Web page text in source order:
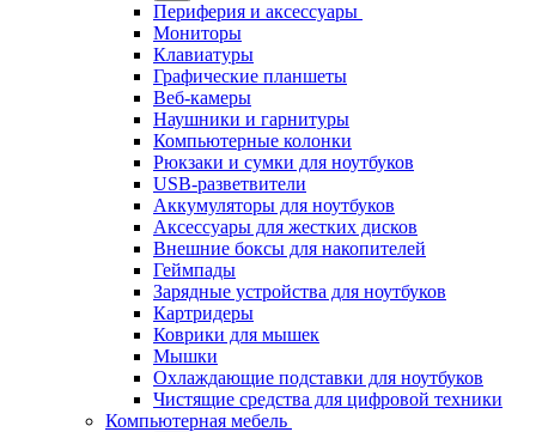
Периферия и аксессуары
Мониторы
Клавиатуры
Графические планшеты
Веб-камеры
Наушники и гарнитуры
Компьютерные колонки
Рюкзаки и сумки для ноутбуков
USB-разветвители
Аккумуляторы для ноутбуков
Аксессуары для жестких дисков
Внешние боксы для накопителей
Геймпады
Зарядные устройства для ноутбуков
Картридеры
Коврики для мышек
Мышки
Охлаждающие подставки для ноутбуков
Чистящие средства для цифровой техники
Компьютерная мебель